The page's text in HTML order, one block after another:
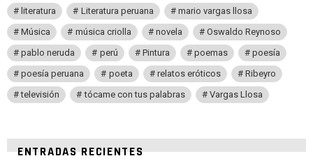
literatura
Literatura peruana
mario vargas llosa
Música
música criolla novela
Oswaldo Reynoso
pablo neruda
perú Pintura poemas
poesía
poesía peruana
poeta relatos eróticos
Ribeyro
televisión
tócame con tus palabras Vargas Llosa
ENTRADAS RECIENTES